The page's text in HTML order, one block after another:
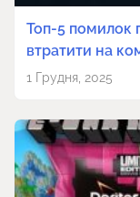
Топ-5 помилок
втратити на
1 Грудня, 2025